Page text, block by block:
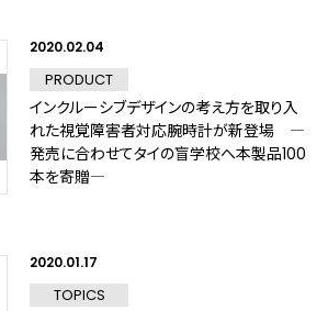
2020.02.04
PRODUCT
インクルーシブデザインの考え方を取り入
れた視覚障害者対応腕時計が新登場 ―
発売に合わせてタイの盲学校へ本製品100
本を寄贈―
2020.01.17
TOPICS